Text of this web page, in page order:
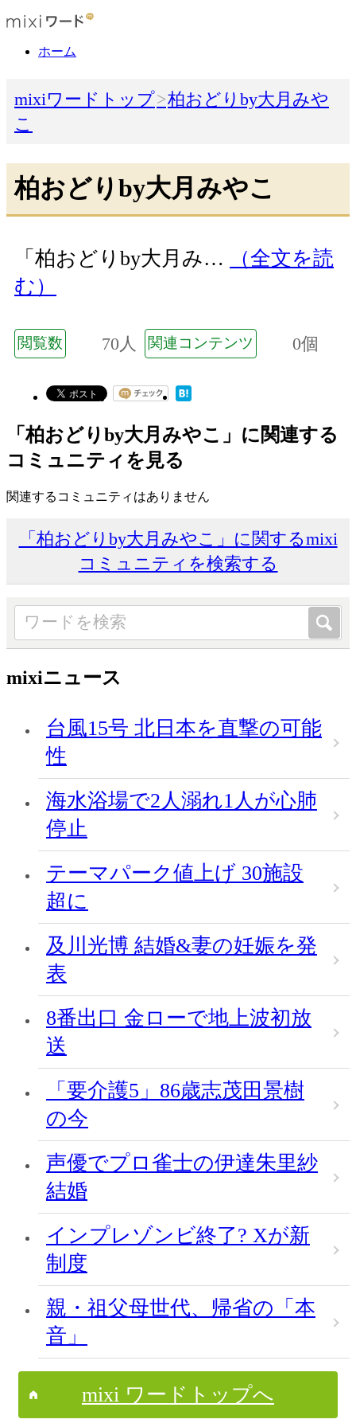
ホーム
mixiワードトップ
柏おどりby大月みや
こ
柏おどりby大月みやこ
「柏おどりby大月み…
（全文を読
む）
閲覧数 70人 関連コンテンツ 0個
「柏おどりby大月みやこ」に関連する
コミュニティを見る
関連するコミュニティはありません
「柏おどりby大月みやこ」に関するmixi
コミュニティを検索する
mixiニュース
台風15号 北日本を直撃の可能
性
海水浴場で2人溺れ1人が心肺
停止
テーマパーク値上げ 30施設
超に
及川光博 結婚&妻の妊娠を発
表
8番出口 金ローで地上波初放
送
「要介護5」86歳志茂田景樹
の今
声優でプロ雀士の伊達朱里紗
結婚
インプレゾンビ終了? Xが新
制度
親・祖父母世代、帰省の「本
音」
mixi ワードトップへ